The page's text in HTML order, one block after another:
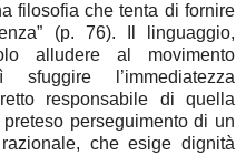
filosofia che tenta di fornire
(p. 76). Il linguaggio,
alludere al movimento
sfuggire l’immediatezza
responsabile di quella
perseguimento di un
che esige dignità